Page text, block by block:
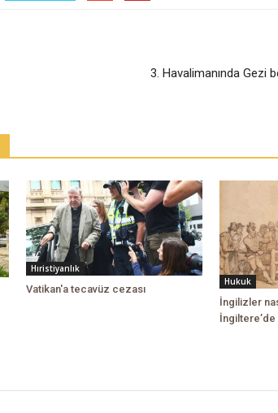
3. Havalimanında Gezi
Hıristiyanlık
Vatikan'a tecavüz cezası
Hukuk
İngilizler